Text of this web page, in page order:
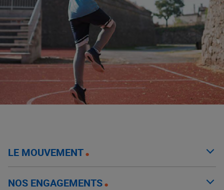
LE MOUVEMENT
NOS ENGAGEMENTS